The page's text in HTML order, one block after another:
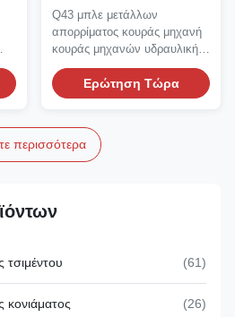
εργαλεία παλιοσίδερου
κουράς
Q43 μπλε μετάλλων
απορρίματος κουράς μηχανή
κουράς μηχανών υδραυλική
σαν αλλιγάτορας: Q43
μηχανή...Ερώτηση Τώρα
περισσότερα
τσιμέντου (61)
κονιάματος (26)